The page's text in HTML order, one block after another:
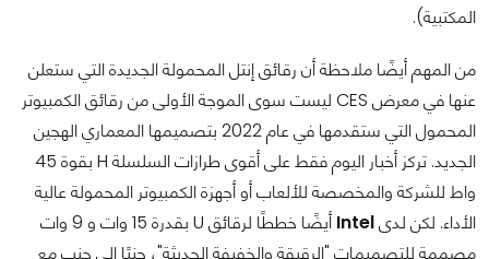
المكتبية).
من المهم أيضًا ملاحظة أن رقائق إنتل المحمولة الجديدة التي ستعلن
عنها في معرض CES ليست سوى الموجة الأولى من رقائق الكمبيوتر
المحمول التي ستقدمها في عام 2022 بتصميمها المعماري الهجين
الجديد. تركز أخبار اليوم فقط على أقوى طرازات السلسلة H بقوة 45
واط للشركة والمخصصة للألعاب أو أجهزة الكمبيوتر المحمولة عالية
الأداء. لكن لدىIntel
أيضًا خططًا لرقائق U بقدرة 15 وات و 9 وات
مصممة للتصميمات "الرقيقة والخفيفة الحديثة"، جنبًا إلى جنب مع